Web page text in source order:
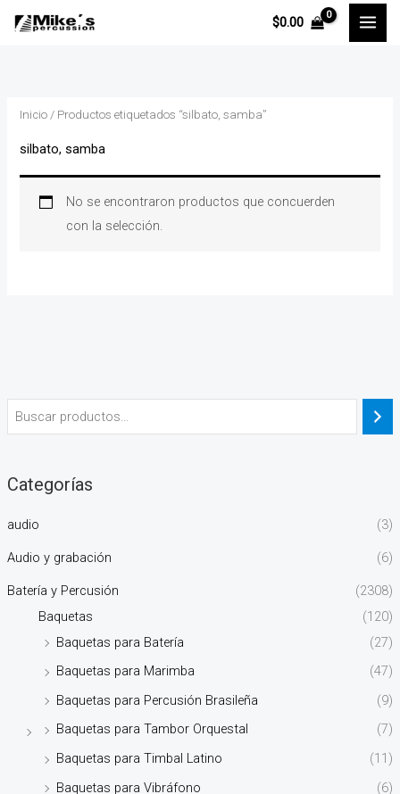
$0.00
Categorías
audio (3)
Audio y grabación (6)
Batería y Percusión
(2308)
Baquetas
(120)
Baquetas para Batería
(27)
Baquetas para Marimba
(47)
Baquetas para Percusión Brasileña
(9)
Baquetas para Tambor Orquestal
(7)
Baquetas para Timbal Latino
(11)
Baquetas para Vibráfono
(6)
Inicio / Productos etiquetados “silbato, samba”
silbato, samba
No se encontraron productos que concuerden
con la selección.